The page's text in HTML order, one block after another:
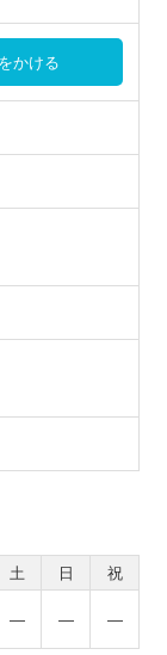
かける
土 日
祝
― ― ―